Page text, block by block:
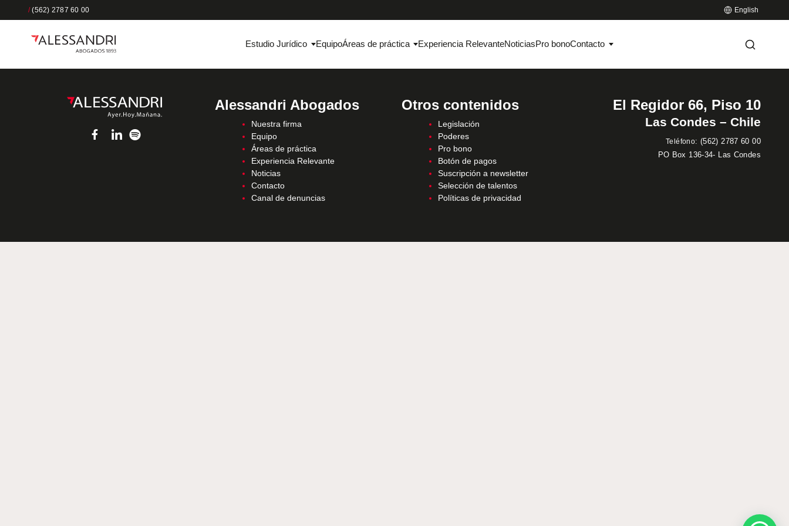
/(562) 2787 60 00 English
Estudio Jurídico EquipoÁreas de práctica Experiencia RelevanteNoticiasPro bonoContacto
Alessandri Abogados
Nuestra firma
Equipo
Áreas de práctica
Experiencia Relevante
Noticias
Contacto
Canal de denuncias
Otros contenidos
Legislación
Poderes
Pro bono
Botón de pagos
Suscripción a newsletter
Selección de talentos
Políticas de privacidad
El Regidor 66, Piso 10
Las Condes – Chile
Teléfono: (562) 2787 60 00
PO Box 136-34- Las Condes